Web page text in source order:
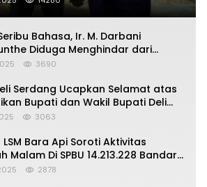
Bahasa, Ir. M. Darbani
Diduga Menghindar dari
Politik
3690
Serdang Ucapkan Selamat atas
Bupati dan Wakil Bupati Deli
3063
LSM Bara Api Soroti Aktivitas
Malam Di SPBU 14.213.228 Bandar
2878